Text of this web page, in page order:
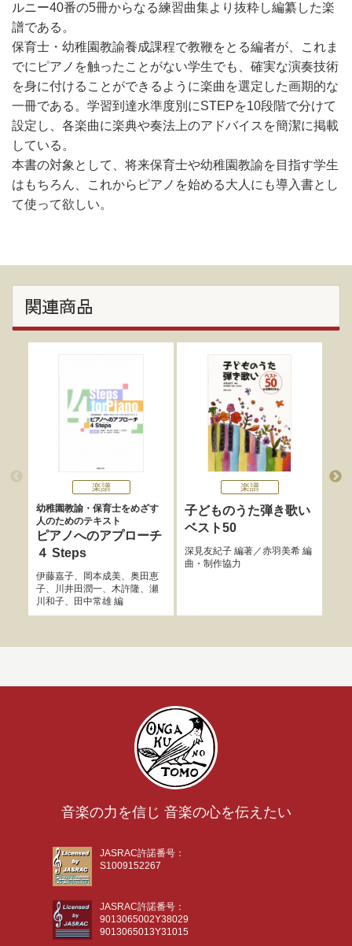
ルニー40番の5冊からなる練習曲集より抜粋し編纂した楽
譜である。
保育士・幼稚園教諭養成課程で教鞭をとる編者が、これま
でにピアノを触ったことがない学生でも、確実な演奏技術
を身に付けることができるように楽曲を選定した画期的な
一冊である。学習到達水準度別にSTEPを10段階で分けて
設定し、各楽曲に楽典や奏法上のアドバイスを簡潔に掲載
している。
本書の対象として、将来保育士や幼稚園教諭を目指す学生
はもちろん、これからピアノを始める大人にも導入書とし
て使って欲しい。
関連商品
楽譜
幼稚園教諭・保育士をめざす
人のためのテキスト
ピアノへのアプローチ
４ Steps
伊藤嘉子、 岡本成美、 奥田恵
子、 川井田潤一、 木許隆、 瀬
川和子、 田中常雄編
楽譜
子どものうた弾き歌い
ベスト50
深見友紀子編著／赤羽美希編
曲・制作協力
音楽の力を信じ 音楽の心を伝えたい
JASRAC許諾番号：
S1009152267
JASRAC許諾番号：
9013065002Y38029
9013065013Y31015